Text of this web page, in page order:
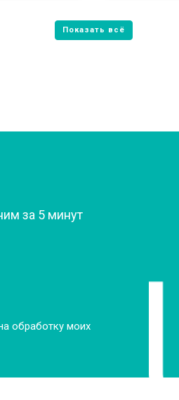
от 80 мин
за 5 минут
обработку моих